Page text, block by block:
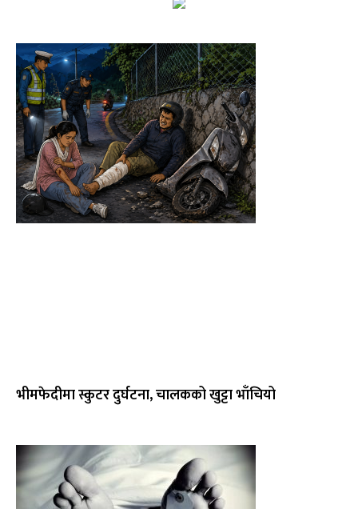
भीमफेदीमा स्कुटर दुर्घटना, चालकको खुट्टा भाँचियो